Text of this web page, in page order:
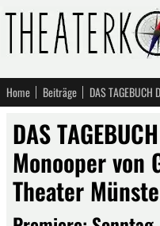
Home Beiträge
DAS
Monooper von
Theater